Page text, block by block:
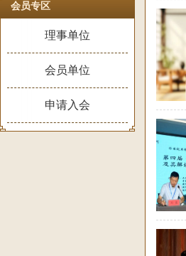
会员专区
理事单位
会员单位
申请入会